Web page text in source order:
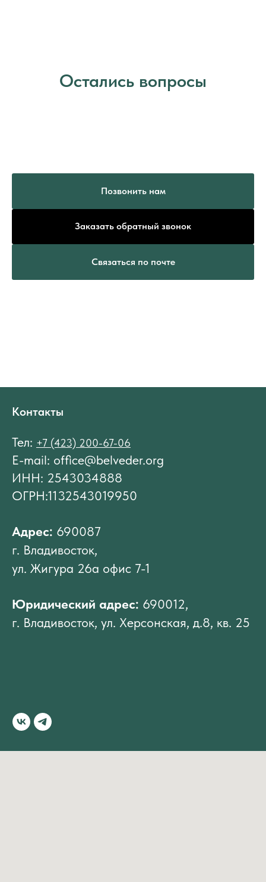
Остались вопросы
Позвонить нам
Заказать обратный звонок
Связаться по почте
Контакты
Тел: +7 (423) 200-67-06
E-mail: office@belveder.org
ИНН: 2543034888
ОГРН:1132543019950
Адрес: 690087
г. Владивосток,
ул. Жигура 26а офис 7-1
Юридический адрес: 690012,
г. Владивосток, ул. Херсонская, д.8, кв. 25